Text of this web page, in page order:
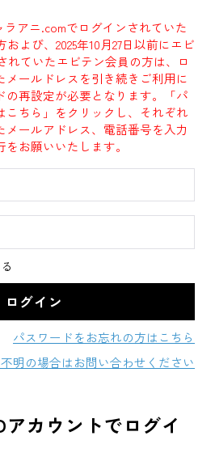
ラアニ.comでログインされていた
よび、2025年10月27日以前にエビ
れていたエビテン会員の方は、ロ
メールドレスを引き続きご利用に
の再設定が必要となります。「パ
こちら」をクリックし、それぞれ
メールアドレス、電話番号を入力
お願いいたします。
パスワードをお忘れの方はこちら
明の場合はお問い合わせください
アカウントでログイ